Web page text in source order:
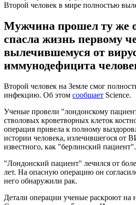
Второй человек в мире полностью
Мужчина прошел ту же
спасла жизнь первому
вылечившемуся от
иммунодефицита
Второй человек на Земле смог
инфекцию. Об этом сообщает Science.
Ученые провели "лондонскому
стволовых кроветворных клеток
операция привела к полному
истории человека, излечившегося от
известного, как "берлинский пациент".
"Лондонский пациент" лечился от
лет. На опасную операцию он
него обнаружили рак.
Детали операции ученые раскроют на